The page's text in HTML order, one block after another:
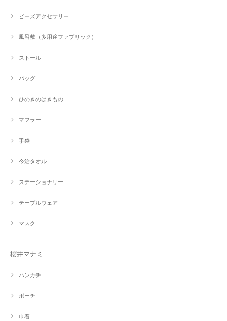
ビーズアクセサリー
風呂敷（多用途ファブリック）
ストール
バッグ
ひのきのはきもの
マフラー
手袋
今治タオル
ステーショナリー
テーブルウェア
マスク
櫻井マナミ
ハンカチ
ポーチ
巾着